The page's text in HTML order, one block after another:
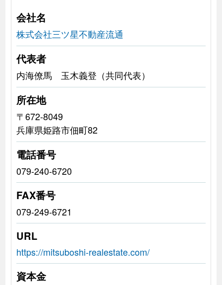
会社名
株式会社三ツ星不動産流通
代表者
内海僚馬 玉木義登（共同代表）
所在地
〒672-8049
兵庫県姫路市佃町82
電話番号
079-240-6720
FAX番号
079-249-6721
URL
https://mitsuboshi-realestate.com/
資本金